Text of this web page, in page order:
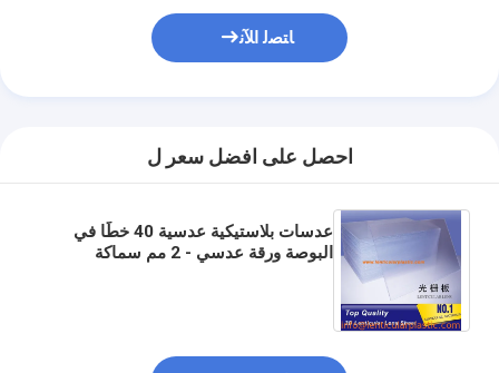
ﺎﺘﺼﻟ ﺍﻶﻧ
احصل على افضل سعر ل
عدسات بلاستيكية عدسية 40 خطًا في
البوصة ورقة عدسي - 2 مم سماكة